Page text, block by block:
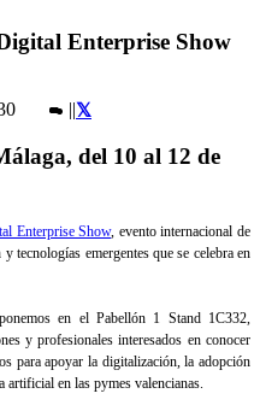
Enterprise Show
||
del 10 al 12 de
Enterprise Show, evento internacional de
tecnologías emergentes que se celebra en
en el Pabellón 1 Stand 1C332,
y profesionales interesados en conocer
para apoyar la digitalización, la adopción
artificial en las pymes valencianas.